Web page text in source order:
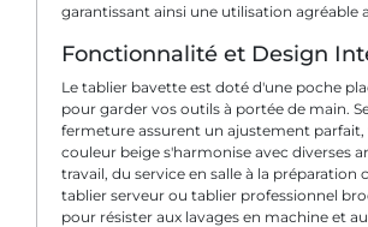
garantissant ainsi une utilisation agréable
Fonctionnalité et Design
Le tablier bavette est doté d'une poche
pour garder vos outils à portée de main.
fermeture assurent un ajustement parfait,
couleur beige s'harmonise avec diverses
travail, du service en salle à la préparation
tablier serveur ou tablier professionnel
pour résister aux lavages en machine et